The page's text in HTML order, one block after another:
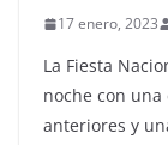
17 enero, 2023
La Fiesta
noche con
anteriores y